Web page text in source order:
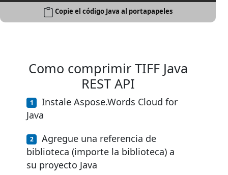
Copie el código Java al portapapeles
Como comprimir TIFF Java
REST API
Instale Aspose.Words Cloud for
Java
Agregue una referencia de
biblioteca (importe la biblioteca) a
su proyecto Java